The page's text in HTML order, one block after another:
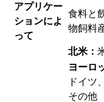
アプリケー
ションによ
って
食料と
物飼料
北米：
ヨーロ
ドイツ
その他